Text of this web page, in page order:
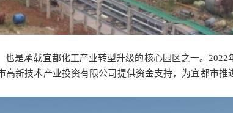
是承载宜都化工产业转型升级的核心园区之一。2022
新技术产业投资有限公司提供资金支持，为宜都市推